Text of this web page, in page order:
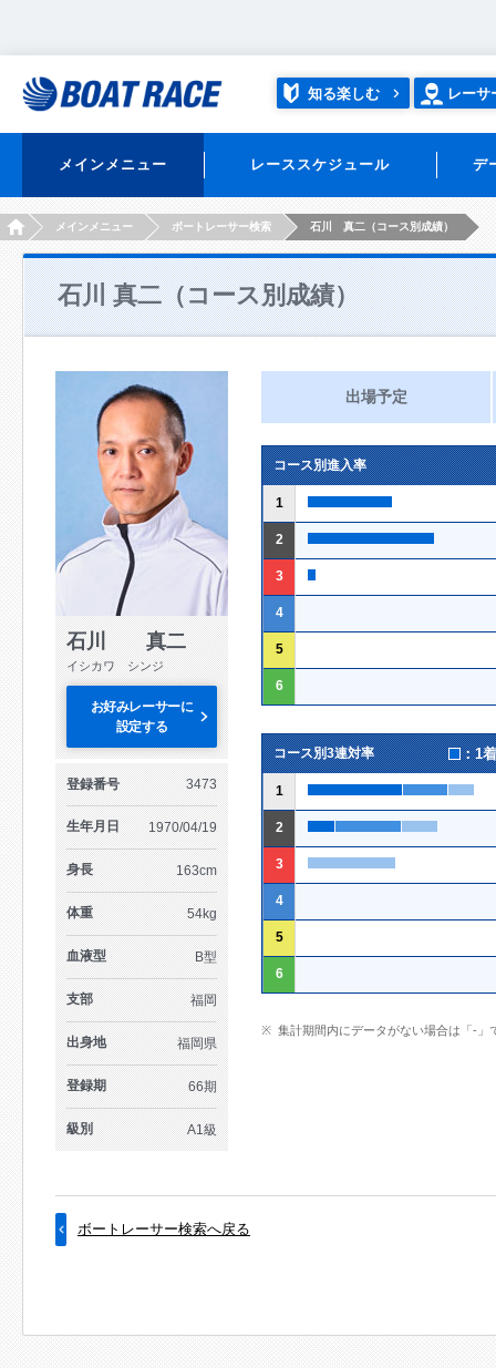
知る楽しむ レーサ
メインメニュー レーススケジュール デ
HOMEメインメニュー ボートレーサー検索 石川 真二（コース別成績）
石川 真二（コース別成績）
石川 真二
イシカワ シンジ
お好みレーサーに
設定する
登録番号 3473
生年月日 1970/04/19
身長 163cm
体重 54kg
血液型 B型
支部 福岡
出身地 福岡県
登録期 66期
級別 A1級
出場予定
コース別進入率
1
2
3
4
5
6
コース別3連対率 ：1
1
2
3
4
5
6
集計期間内にデータがない場合は「-」
ボートレーサー検索へ戻る